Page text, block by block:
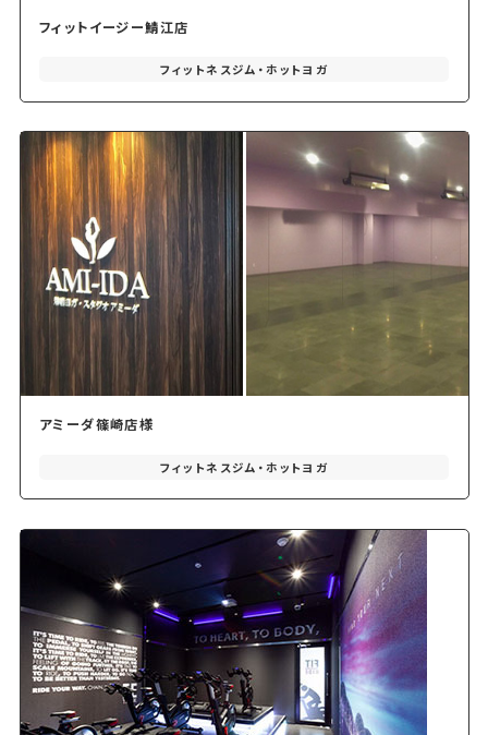
フィットイージー鯖江店
フィットネスジム・ホットヨガ
アミーダ篠崎店様
フィットネスジム・ホットヨガ